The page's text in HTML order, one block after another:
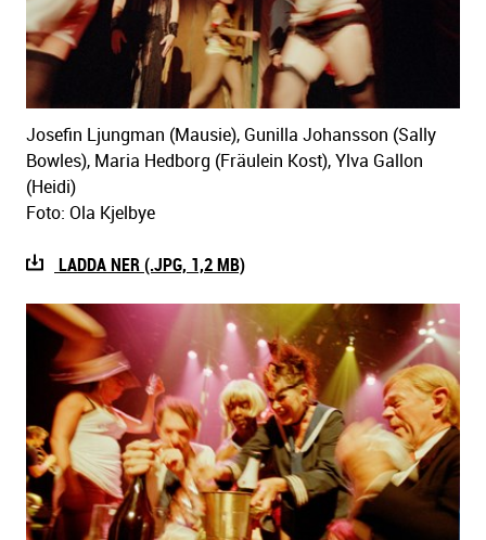
Josefin Ljungman (Mausie), Gunilla Johansson (Sally
Bowles), Maria Hedborg (Fräulein Kost), Ylva Gallon
(Heidi)
Foto: Ola Kjelbye
LADDA NER (.JPG, 1,2 MB)